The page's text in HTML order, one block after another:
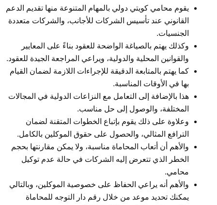
يقوم محامي كويتي دولي بالمهام المتنوعة منها تقديم الدعم
القانوني عند تأسيس الشركات للأجانب، والشركات متعددة
الجنسيات.
وكذلك يهتم بالصياغة الواضحة للعقود بناءً على المعايير
والقوانين المحلية والدولية، ويراعي المراجعة الجيدة للعقود.
كما يهتم بالمتابعة الدقيقة للإجراءات اللازمة لضمان القيام
بها في الأوقات المناسبة.
هذا بالإضافة إلى التعامل مع النزاعات الدولية في المجالات
المختلفة، والوصول إلى حل مناسب.
وعلاوة على ذلك يقوم بإتباع الخطوات المتقنة لضمان
الترافع المثالي، والحصول على حقوق الموكلين بالكامل.
والأهم أن أتعاب المحاماة مناسبة، ولا يمكن مقارنتها بحجم
الخطر الذي تتعرض إليه الشركات في حالة عدم توكيل
محامي.
والأهم أنه يراعي الحفاظ على خصوصية الموكلين، وبالتالي
يمكنك تحديد موعد من خلال رقم دار التوجه للمحاماة